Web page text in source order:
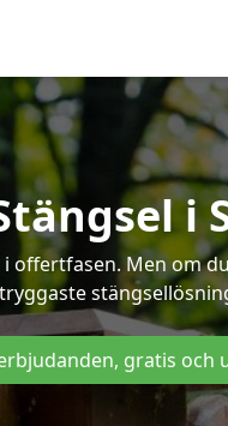
i
offertfasen. Men om
tryggaste
gratis